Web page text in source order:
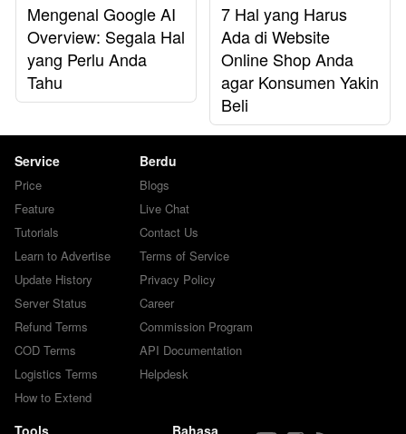
Mengenal Google AI
Overview: Segala Hal
yang Perlu Anda
Tahu
7 Hal yang Harus
Ada di Website
Online Shop Anda
agar Konsumen Yakin
Beli
Service
Price
Feature
Tutorials
Learn to Advertise
Update History
Server Status
Refund Terms
COD Terms
Logistics Terms
How to Extend
Berdu
Blogs
Live Chat
Contact Us
Terms of Service
Privacy Policy
Career
Commission Program
API Documentation
Helpdesk
Tools Bahasa